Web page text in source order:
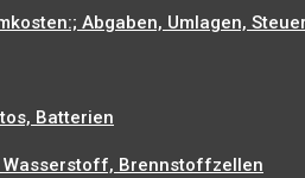
Abgaben, Umlagen,
Batterien
Wasserstoff, Brennstoffzellen